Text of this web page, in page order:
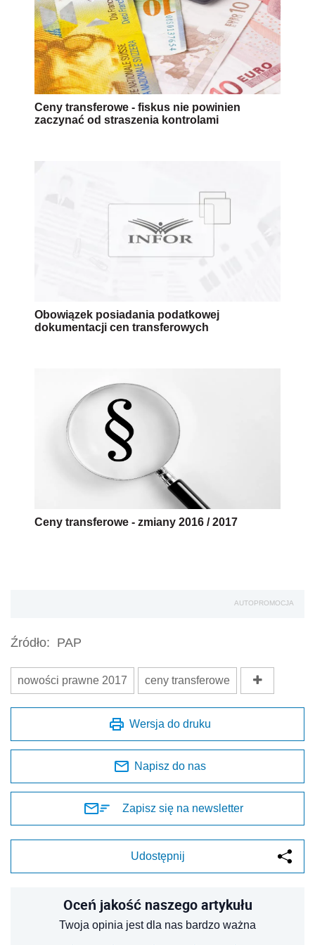
Ceny transferowe - fiskus nie powinien
zaczynać od straszenia kontrolami
Obowiązek posiadania podatkowej
dokumentacji cen transferowych
Ceny transferowe - zmiany 2016 / 2017
AUTOPROMOCJA
Źródło: PAP
nowości prawne 2017 ceny transferowe
Wersja do druku
Napisz do nas
Zapisz się na newsletter
Udostępnij
Oceń jakość naszego artykułu
Twoja opinia jest dla nas bardzo ważna